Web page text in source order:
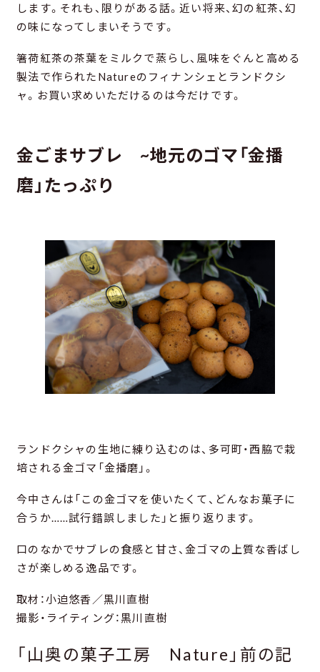
します。それも、限りがある話。近い将来、幻の紅茶、幻
の味になってしまいそうです。
箸荷紅茶の茶葉をミルクで蒸らし、風味をぐんと高める
製法で作られたNatureのフィナンシェとランドクシ
ャ。お買い求めいただけるのは今だけです。
金ごまサブレ ~地元のゴマ「金播
磨」たっぷり
ランドクシャの生地に練り込むのは、多可町・西脇で栽
培される金ゴマ「金播磨」。
今中さんは「この金ゴマを使いたくて、どんなお菓子に
合うか……試行錯誤しました」と振り返ります。
口のなかでサブレの食感と甘さ、金ゴマの上質な香ばし
さが楽しめる逸品です。
取材：小迫悠香／黒川直樹
撮影・ライティング：黒川直樹
「山奥の菓子工房 Nature」前の記